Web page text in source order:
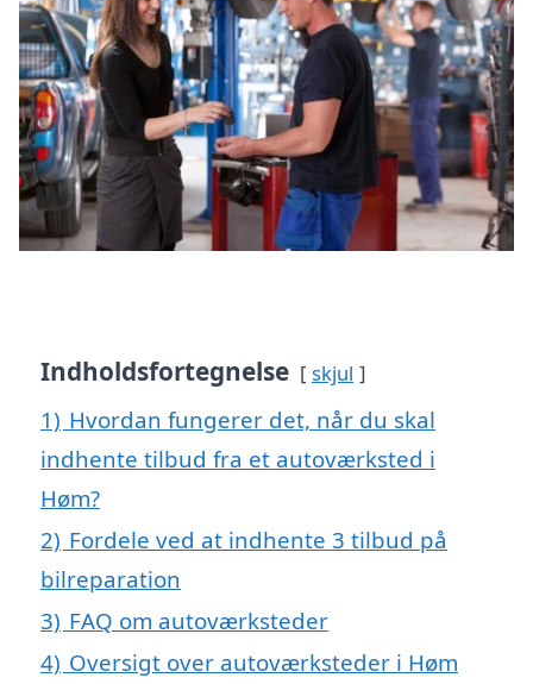
Indholdsfortegnelse skjul
1) Hvordan fungerer det, når du skal
indhente tilbud fra et autoværksted i
Høm?
2) Fordele ved at indhente 3 tilbud på
bilreparation
3) FAQ om autoværksteder
4) Oversigt over autoværksteder i Høm